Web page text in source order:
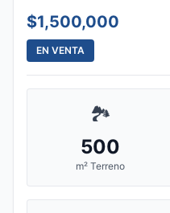
$1,500,000
EN VENTA
🏞️
500
m² Terreno